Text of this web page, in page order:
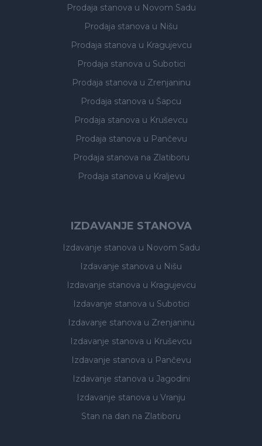
Prodaja stanova u Novom Sadu
Prodaja stanova u Nišu
Prodaja stanova u Kragujevcu
Prodaja stanova u Subotici
Prodaja stanova u Zrenjaninu
Prodaja stanova u Šapcu
Prodaja stanova u Kruševcu
Prodaja stanova u Pančevu
Prodaja stanova na Zlatiboru
Prodaja stanova u Kraljevu
IZDAVANJE STANOVA
Izdavanje stanova u Novom Sadu
Izdavanje stanova u Nišu
Izdavanje stanova u Kragujevcu
Izdavanje stanova u Subotici
Izdavanje stanova u Zrenjaninu
Izdavanje stanova u Kruševcu
Izdavanje stanova u Pančevu
Izdavanje stanova u Jagodini
Izdavanje stanova u Vranju
Stan na dan na Zlatiboru